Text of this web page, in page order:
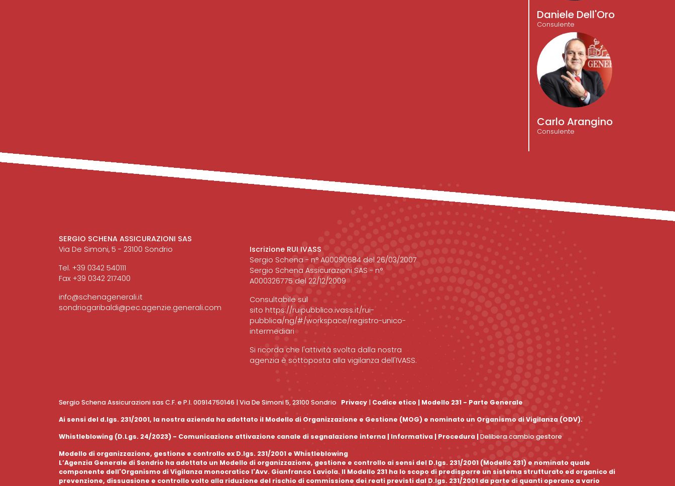
Daniele Dell'Oro
Consulente
Carlo Arangino
Consulente
SERGIO SCHENA ASSICURAZIONI SAS
Via De Simoni, 5 - 23100 Sondrio
Tel. +39 0342 540111
Fax +39 0342 217400
info@schenagenerali.it
sondriogaribaldi@pec.agenzie.generali.com
Iscrizione RUI IVASS
Sergio Schena - n° A00090684 del 26/03/2007
Sergio Schena Assicurazioni SAS - n°
A000326775 del 22/12/2009
Consultabile sul
sito https://ruipubblico.ivass.it/rui-
pubblica/ng/#/workspace/registro-unico-
intermediari
Si ricorda che l'attività svolta dalla nostra
agenzia è sottoposta alla vigilanza dell'IVASS.
Sergio Schena Assicurazioni sas C.F. e P.I. 00914750146 | Via De Simoni 5, 23100 Sondrio Privacy | Codice etico | Modello 231 - Parte Generale
Ai sensi del d.lgs. 231/2001, la nostra azienda ha adottato il Modello di Organizzazione e Gestione (MOG) e nominato un Organismo di Vigilanza (ODV).
Whistleblowing (D.Lgs. 24/2023) - Comunicazione attivazione canale di segnalazione interna | Informativa | Procedura |Delibera cambio gestore
Modello di organizzazione, gestione e controllo ex D.lgs. 231/2001 e Whistleblowing
L’Agenzia Generale di Sondrio ha adottato un Modello di organizzazione, gestione e controllo ai sensi del D.lgs. 231/2001 (Modello 231) e nominato quale
componente dell'Organismo di Vigilanza monocratico l'Avv. Gianfranco Laviola. Il Modello 231 ha lo scopo di predisporre un sistema strutturato ed organico di
prevenzione, dissuasione e controllo volto alla riduzione del rischio di commissione dei reati previsti dal D.lgs. 231/2001 da parte di quanti operano a vario